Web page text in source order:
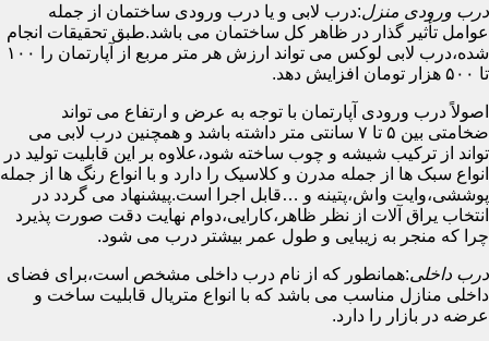
درب ورودی منزل:درب لابی و یا درب ورودی ساختمان از جمله
عوامل تأثیر گذار در ظاهر کل ساختمان می باشد.طبق تحقیقات انجام
شده،درب لابی لوکس می تواند ارزش هر متر مربع از آپارتمان را ۱۰۰
تا ۵۰۰ هزار تومان افزایش دهد.
اصولاً درب ورودی آپارتمان با توجه به عرض و ارتفاع می تواند
ضخامتی بین ۵ تا ۷ سانتی متر داشته باشد و همچنین درب لابی می
تواند از ترکیب شیشه و چوب ساخته شود،علاوه بر این قابلیت تولید در
انواع سبک ها از جمله مدرن و کلاسیک را دارد و با انواع رنگ ها از جمله
پوششی،وایت واش،پتینه و …قابل اجرا است.پیشنهاد می گردد در
انتخاب یراق آلات از نظر ظاهر،کارایی،دوام نهایت دقت صورت پذیرد
چرا که منجر به زیبایی و طول عمر بیشتر درب می شود.
درب داخلی:همانطور که از نام درب داخلی مشخص است،برای فضای
داخلی منازل مناسب می باشد که با انواع متریال قابلیت ساخت و
عرضه در بازار را دارد.